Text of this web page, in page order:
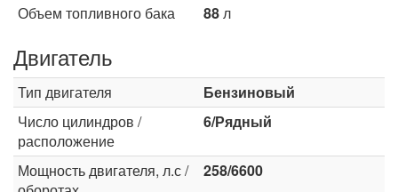
Объем топливного бака
88л
Двигатель
Тип двигателя
Бензиновый
Число цилиндров /
расположение
6/Рядный
Мощность двигателя, л.с /
258/6600